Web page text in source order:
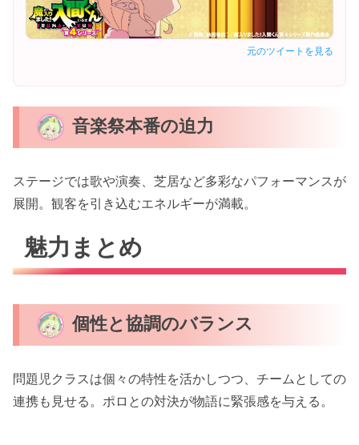
元のツイートを見る
音楽祭本番の迫力
ステージでは歌や演奏、芝居など多彩なパフォーマンスが
展開。観客を引き込むエネルギーが満載。
魅力まとめ
個性と協調のバランス
問題児クラスは個々の特性を活かしつつ、チームとしての
連携も見せる。ポロとの対決が物語に緊張感を与える。